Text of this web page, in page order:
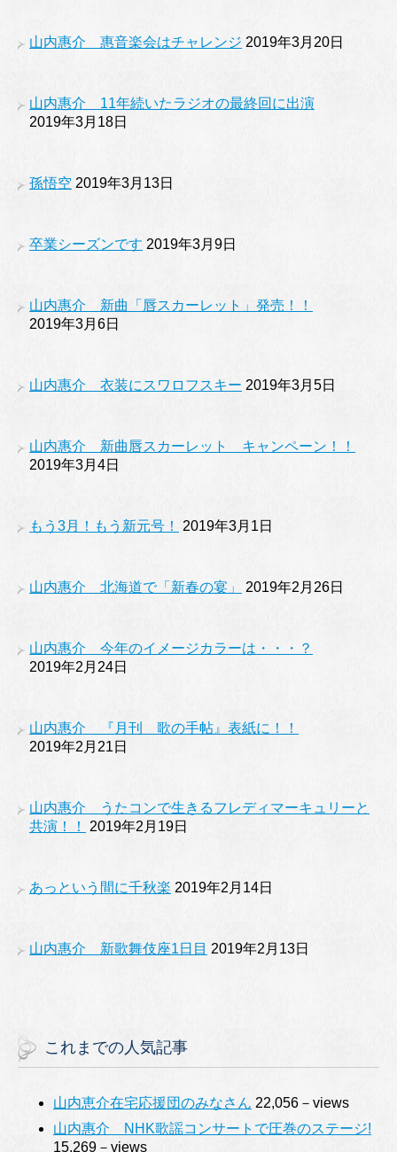
山内惠介 惠音楽会はチャレンジ 2019年3月20日
山内惠介 11年続いたラジオの最終回に出演
2019年3月18日
孫悟空 2019年3月13日
卒業シーズンです 2019年3月9日
山内惠介 新曲「唇スカーレット」発売！！
2019年3月6日
山内惠介 衣装にスワロフスキー 2019年3月5日
山内惠介 新曲唇スカーレット キャンペーン！！
2019年3月4日
もう3月！もう新元号！ 2019年3月1日
山内惠介 北海道で「新春の宴」 2019年2月26日
山内惠介 今年のイメージカラーは・・・？
2019年2月24日
山内惠介 『月刊 歌の手帖』表紙に！！
2019年2月21日
山内惠介 うたコンで生きるフレディマーキュリーと
共演！！
2019年2月19日
あっという間に千秋楽 2019年2月14日
山内惠介 新歌舞伎座1日目 2019年2月13日
これまでの人気記事
山内恵介在宅応援団のみなさん 22,056－views
山内惠介 NHK歌謡コンサートで圧巻のステージ!
15,269－views